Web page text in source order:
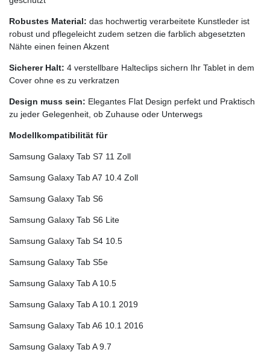
Robustes Material: das hochwertig verarbeitete Kunstleder ist
robust und pflegeleicht zudem setzen die farblich abgesetzten
Nähte einen feinen Akzent
Sicherer Halt: 4 verstellbare Halteclips sichern Ihr Tablet in dem
Cover ohne es zu verkratzen
Design muss sein: Elegantes Flat Design perfekt und Praktisch
zu jeder Gelegenheit, ob Zuhause oder Unterwegs
Modellkompatibilität für
Samsung Galaxy Tab S7 11 Zoll
Samsung Galaxy Tab A7 10.4 Zoll
Samsung Galaxy Tab S6
Samsung Galaxy Tab S6 Lite
Samsung Galaxy Tab S4 10.5
Samsung Galaxy Tab S5e
Samsung Galaxy Tab A 10.5
Samsung Galaxy Tab A 10.1 2019
Samsung Galaxy Tab A6 10.1 2016
Samsung Galaxy Tab A 9.7